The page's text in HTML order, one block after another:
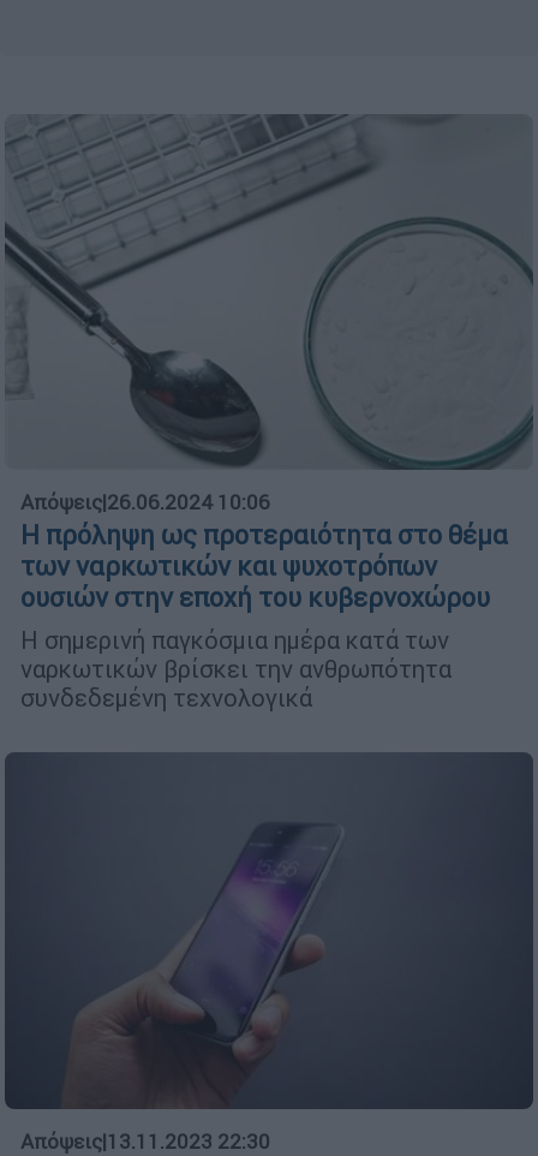
Απόψεις|26.06.2024 10:06
Η πρόληψη ως προτεραιότητα στο θέμα
των ναρκωτικών και ψυχοτρόπων
ουσιών στην εποχή του κυβερνοχώρου
Η σημερινή παγκόσμια ημέρα κατά των
ναρκωτικών βρίσκει την ανθρωπότητα
συνδεδεμένη τεχνολογικά
Απόψεις|13.11.2023 22:30